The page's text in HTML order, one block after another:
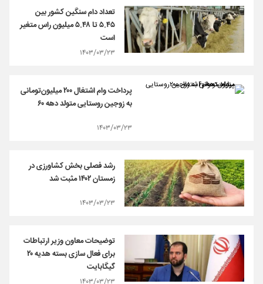
تعداد دام سنگین کشور بین
۵.۴۵ تا ۵.۴۸ میلیون راس متغیر
است
۱۴۰۳/۰۳/۲۳
پرداخت وام اشتغال ۲۰۰ میلیون‌تومانی
به زوجین روستایی متولد دهه ۶۰
۱۴۰۳/۰۳/۲۳
رشد فصلی بخش کشاورزی در
زمستان ۱۴۰۲ مثبت شد
۱۴۰۳/۰۳/۲۳
توضیحات معاون وزیر ارتباطات
برای فعال سازی بسته هدیه ۲۰
گیگابایت